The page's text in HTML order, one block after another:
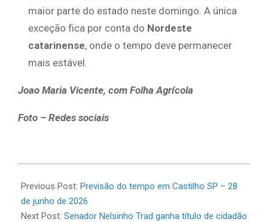
maior parte do estado neste domingo. A única
exceção fica por conta do Nordeste
catarinense, onde o tempo deve permanecer
mais estável.
Joao Maria Vicente, com Folha Agrícola
Foto – Redes sociais
06-
28
Previous Post: Previsão do tempo em Castilho SP – 28
de junho de 2026
Next Post: Senador Nelsinho Trad ganha título de cidadão